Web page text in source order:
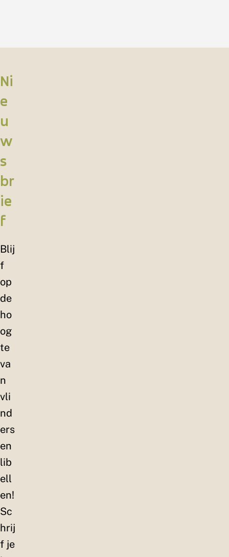
Ni
e
u
w
s
br
ie
f
Blij
f
op
de
ho
og
te
va
n
vli
nd
ers
en
lib
ell
en!
Sc
hrij
f je